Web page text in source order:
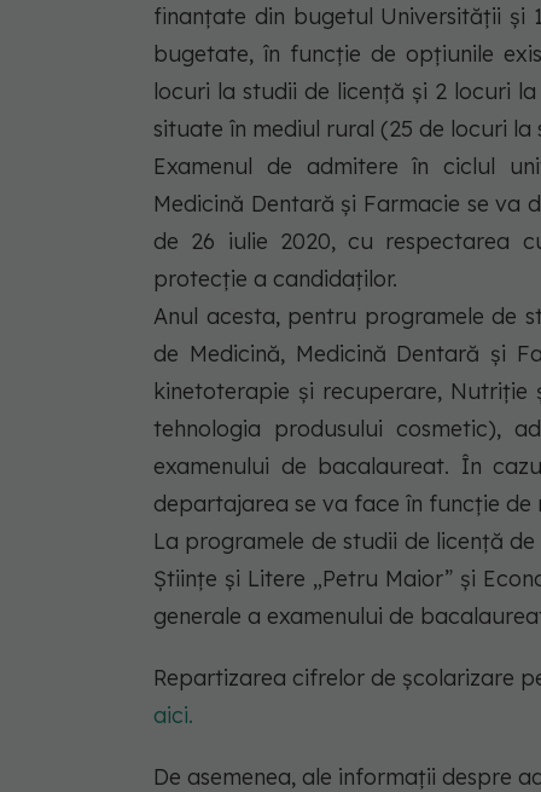
finanțate din bugetul Universității și
bugetate, în funcție de opțiunile
locuri la studii de licență și 2 locuri
situate în mediul rural (25 de locuri la
Examenul de admitere în ciclul
Medicină Dentară și Farmacie se
de 26 iulie 2020, cu respectarea
protecție a candidaților.
Anul acesta, pentru programele de
de Medicină, Medicină Dentară și
kinetoterapie și recuperare, Nutriție
tehnologia produsului cosmetic),
examenului de bacalaureat. În
departajarea se va face în funcție de
La programele de studii de licență
Științe și Litere „Petru Maior” și
generale a examenului de
Repartizarea cifrelor de școlarizare
aici.
De asemenea, ale informații despre